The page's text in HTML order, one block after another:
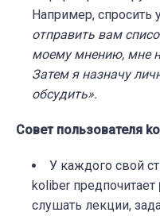
Например, спросить
отправить вам
моему мнению, мне
Затем я назначу
обсудить».
Совет пользователя
У каждого свой
koliber предпочитает
слушать лекции,